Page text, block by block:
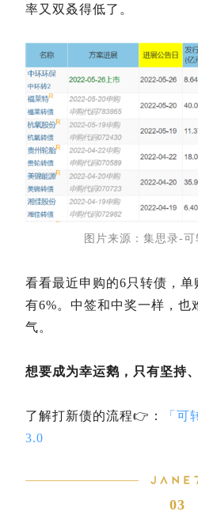
率又双叒得低了。
图片来源：集思录-
看看最近申购的6只转债，单
有6%。中签和中奖一样，也
气。
想要成为幸运鹅，只有坚持
了解打新债的流程👉：
「可
3.0
03